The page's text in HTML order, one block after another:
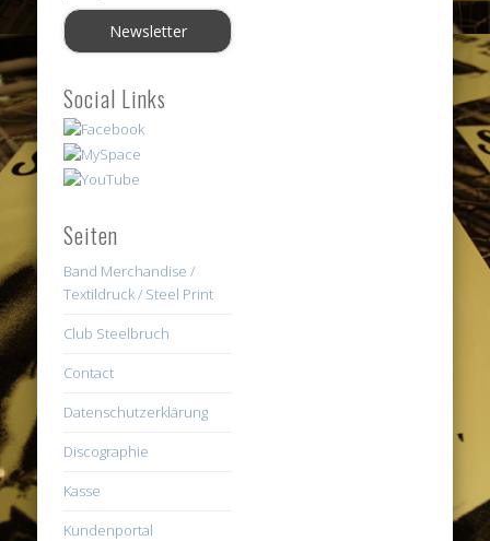
Social Links
Seiten
Band Merchandise /
Textildruck / Steel Print
Club Steelbruch
Contact
Datenschutzerklärung
Discographie
Kasse
Kundenportal